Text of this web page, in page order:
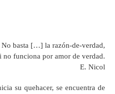
No basta […] la razón-de-verdad,
no funciona por amor de verdad.
E. Nicol
su quehacer, se encuentra de